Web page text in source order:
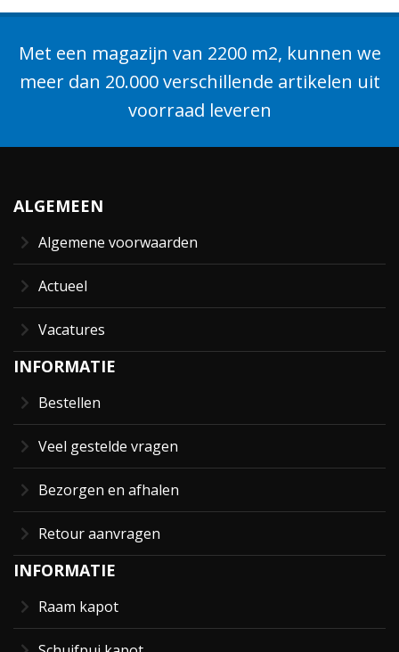
Met een magazijn van 2200 m2, kunnen we
meer dan 20.000 verschillende artikelen uit
voorraad leveren
ALGEMEEN
Algemene voorwaarden
Actueel
Vacatures
INFORMATIE
Bestellen
Veel gestelde vragen
Bezorgen en afhalen
Retour aanvragen
INFORMATIE
Raam kapot